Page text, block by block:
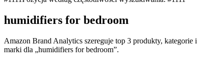
humidifiers for bedroom
Amazon Brand Analytics szereguje top 3 produkty, kategorie i
marki dla „humidifiers for bedroom”.